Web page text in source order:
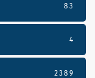
83
4
2389